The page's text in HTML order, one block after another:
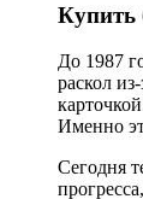
Купить
До 1987
раскол
Именно
Сегодня